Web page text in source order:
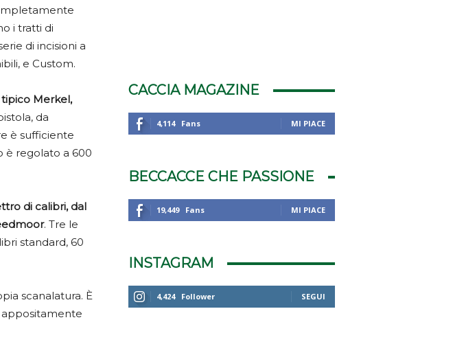
i tratti di
di incisioni a
e Custom.
tipico Merkel,
da
è sufficiente
è regolato a 600
di calibri, dal
. Tre le
standard, 60
scanalatura. È
appositamente
CACCIA MAGAZINE
4,114 Fans MI PIACE
BECCACCE CHE PASSIONE
19,449 Fans MI PIACE
INSTAGRAM
4,424 Follower SEGUI